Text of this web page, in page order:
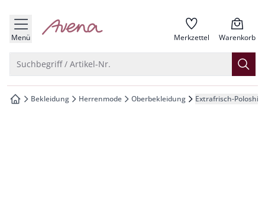
springen
springen
springen
springen
Menü zur Startseite Merkzettel Warenkorb
Suchbegriff / Artikel-Nr.
zur Startseite
Bekleidung Herrenmode Oberbekleidung Extrafrisch-Poloshirt